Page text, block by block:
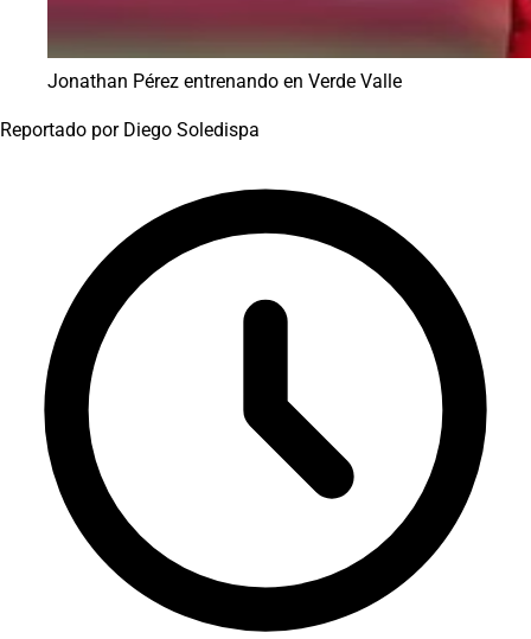
Jonathan Pérez entrenando en Verde Valle
Reportado por Diego Soledispa